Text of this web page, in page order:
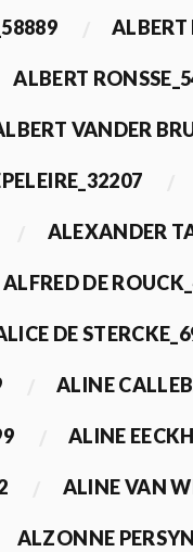
ALBERT
ALBERT
VANDER
ALEXANDER
ALFRED DE
DE
ALINE
ALINE
ALINE VAN
ALZONNE